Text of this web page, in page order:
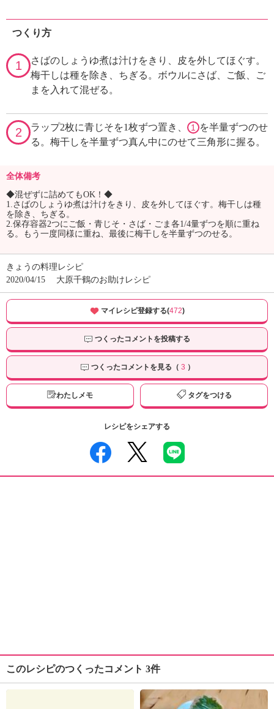
つくり方
1
さばのしょうゆ煮は汁けをきり、皮を外してほぐす。
梅干しは種を除き、ちぎる。ボウルにさば、ご飯、ご
まを入れて混ぜる。
2 ラップ2枚に青じそを1枚ずつ置き、 1 を半量ずつのせ
る。梅干しを半量ずつ真ん中にのせて三角形に握る。
全体備考
◆混ぜずに詰めてもOK！◆
1.さばのしょうゆ煮は汁けをきり、皮を外してほぐす。梅干しは種
を除き、ちぎる。
2.保存容器2つにご飯・青じそ・さば・ごま各1/4量ずつを順に重ね
る。もう一度同様に重ね、最後に梅干しを半量ずつのせる。
きょうの料理レシピ
2020/04/15
大原千鶴のお助けレシピ
マイレシピ登録する(472)
つくったコメントを投稿する
つくったコメントを見る（ 3 ）
わたしメモ タグをつける
レシピをシェアする
このレシピのつくったコメント 3件